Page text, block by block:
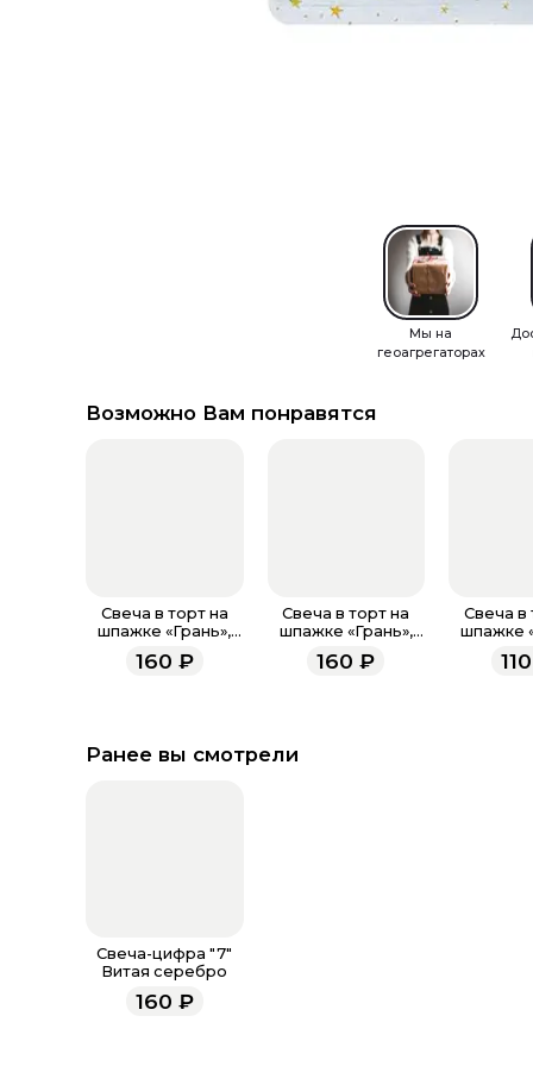
Мы на
геоагрегаторах
Возможно Вам понравятся
Свеча в торт на
шпажке «‎Грань»,
изумруд, 13 см
160 ₽
Свеча в торт на
шпажке «‎Грань»,
,изумруд, 13 см
160 ₽
Свеча в
шпажке
110
Ранее вы смотрели
Свеча-цифра "7"
Витая серебро
160 ₽